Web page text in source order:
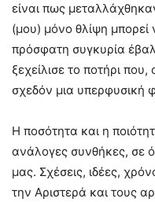
είναι πως
(μου) μόνο θλίψη
πρόσφατη συγκυρία
ξεχείλισε το ποτήρι
σχεδόν μια υπερφυσική
Η ποσότητα και η
ανάλογες συνθήκες, σε
μας. Σχέσεις, ιδέες,
την Αριστερά και τους